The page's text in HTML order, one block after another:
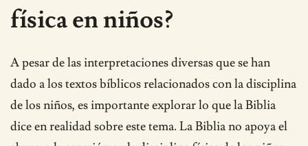
física en niños?
A pesar de las interpretaciones diversas que se han
dado a los textos bíblicos relacionados con la disciplina
de los niños, es importante explorar lo que la Biblia
dice en realidad sobre este tema. La Biblia no apoya el